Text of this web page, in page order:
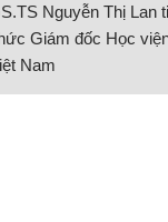
Nguyễn Thị Lan
Giám đốc Học
Nam